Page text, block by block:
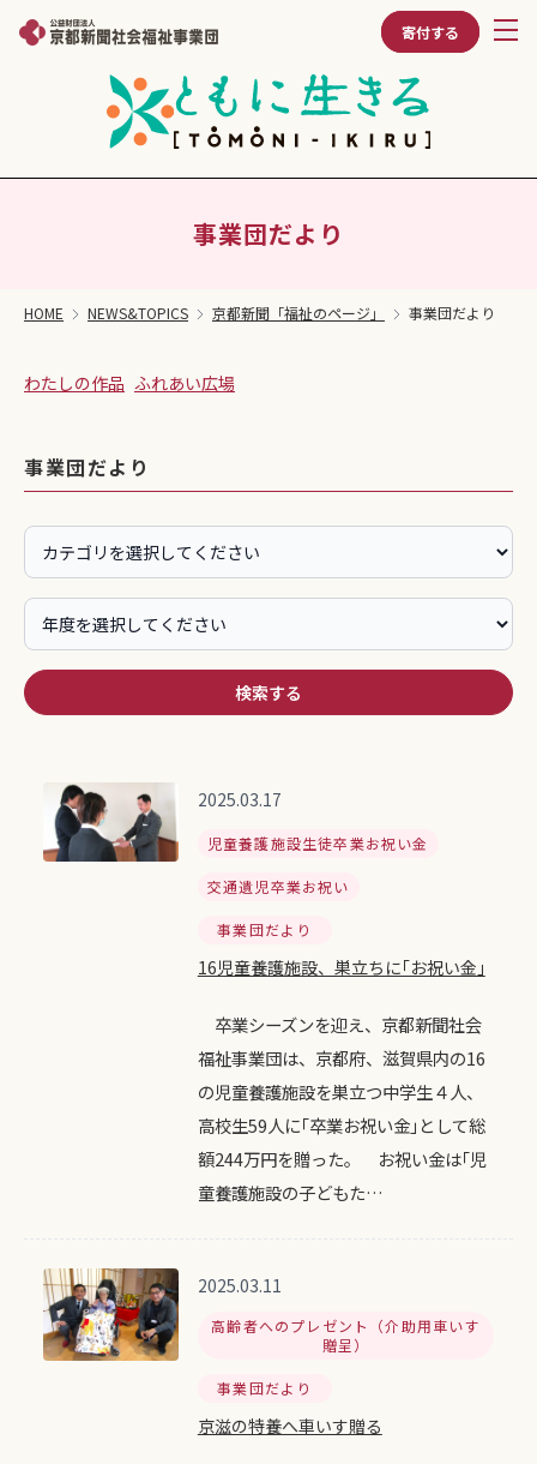
寄付する
事業団だより
HOME NEWS&TOPICS 京都新聞「福祉のページ」 事業団だより
わたしの作品 ふれあい広場
事業団だより
検索する
2025.03.17
児童養護施設生徒卒業お祝い金
交通遺児卒業お祝い
事業団だより
16児童養護施設、巣立ちに｢お祝い金｣
卒業シーズンを迎え、京都新聞社会
福祉事業団は、京都府、滋賀県内の16
の児童養護施設を巣立つ中学生４人、
高校生59人に｢卒業お祝い金｣として総
額244万円を贈った。 お祝い金は｢児
童養護施設の子どもた…
2025.03.11
高齢者へのプレゼント（介助用車いす
贈呈）
事業団だより
京滋の特養へ車いす贈る